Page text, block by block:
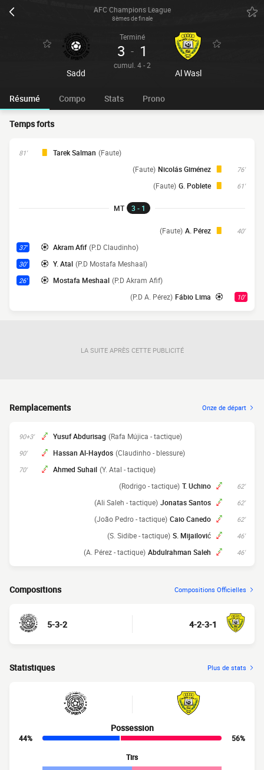
AFC Champions League
8èmes de finale
Sadd
Terminé
3 - 1
cumul. 4 - 2
Al Wasl
Résumé Compo Stats Prono
Temps forts
81' Tarek Salman (Faute)
76'
Nicolás Giménez
(Faute)
61'
G. Poblete
(Faute)
MT 3 - 1
40'
A. Pérez
(Faute)
37' Akram Afif (P.D Claudinho)
30' Y. Atal (P.D Mostafa Meshaal)
26' Mostafa Meshaal (P.D Akram Afif)
10'
Fábio Lima
(P.D A. Pérez)
LA SUITE APRÈS CETTE PUBLICITÉ
Remplacements Onze de départ
90+3' Yusuf Abdurisag (Rafa Mújica - tactique)
90' Hassan Al-Haydos (Claudinho - blessure)
70' Ahmed Suhail (Y. Atal - tactique)
62'
T. Uchino
(Rodrigo - tactique)
62'
Jonatas Santos
(Ali Saleh - tactique)
62'
Caio Canedo
(João Pedro - tactique)
46'
S. Mijailović
(S. Sidibe - tactique)
46'
Abdulrahman Saleh
(A. Pérez - tactique)
Compositions Compositions Officielles
5-3-2 4-2-3-1
Statistiques Plus de stats
Possession
44%
56%
Tirs